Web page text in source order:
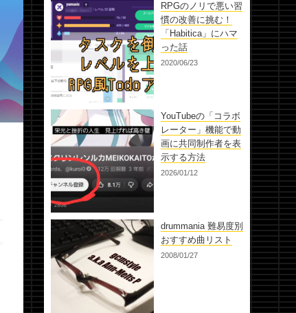
RPGのノリで悪い習
慣の改善に挑む！
「Habitica」にハマ
った話
2020/06/23
YouTubeの「コラボ
レーター」機能で動
画に共同制作者を表
示する方法
2026/01/12
drummania 難易度別
おすすめ曲リスト
2008/01/27